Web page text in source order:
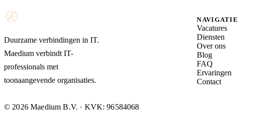
Duurzame verbindingen in IT.
Maedium verbindt IT-
professionals met
toonaangevende organisaties.
NAVIGATIE
Vacatures
Diensten
Over ons
Blog
FAQ
Ervaringen
Contact
© 2026 Maedium B.V. · KVK: 96584068